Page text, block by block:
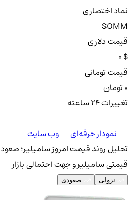
نماد اختصاری
SOMM
قیمت دلاری
0 $
قیمت تومانی
تغییرات ۲۴ ساعته
نمودار حرفه‌ای
وب سایت
تحلیل روند قیمت امروز سامیلیر؛ صعود
قیمتی سامیلیر و جهت احتمالی بازار
نزولی صعودی